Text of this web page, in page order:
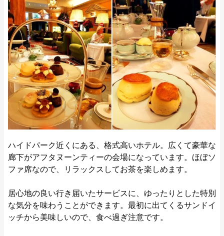
ハイドパーク近くにある、格式高いホテル。広くて豪華な
廊下がアフタヌーンティーの会場になっています。ほぼソ
ファ席なので、リラックスしてお茶を楽しめます。
居心地の良い行き届いたサービスに、ゆったりとした特別
な気分を味わうことができます。最初に出てくるサンドイ
ッチから美味しいので、食べ過ぎ注意です。